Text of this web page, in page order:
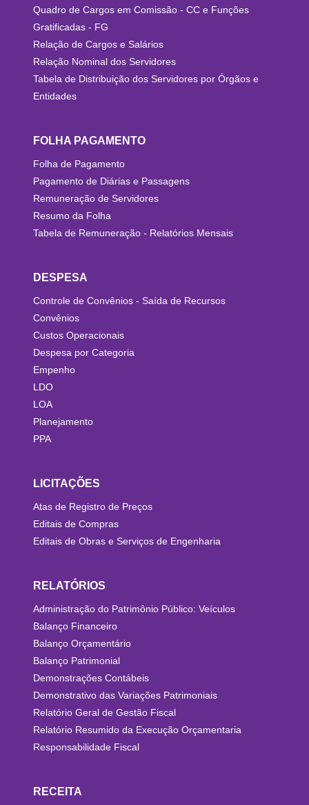
Quadro de Cargos em Comissão - CC e Funções
Gratificadas - FG
Relação de Cargos e Salários
Relação Nominal dos Servidores
Tabela de Distribuição dos Servidores por Órgãos e
Entidades
FOLHA PAGAMENTO
Folha de Pagamento
Pagamento de Diárias e Passagens
Remuneração de Servidores
Resumo da Folha
Tabela de Remuneração - Relatórios Mensais
DESPESA
Controle de Convênios - Saída de Recursos
Convênios
Custos Operacionais
Despesa por Categoria
Empenho
LDO
LOA
Planejamento
PPA
LICITAÇÕES
Atas de Registro de Preços
Editais de Compras
Editais de Obras e Serviços de Engenharia
RELATÓRIOS
Administração do Patrimônio Público: Veículos
Balanço Financeiro
Balanço Orçamentário
Balanço Patrimonial
Demonstrações Contábeis
Demonstrativo das Variações Patrimoniais
Relatório Geral de Gestão Fiscal
Relatório Resumido da Execução Orçamentaria
Responsabilidade Fiscal
RECEITA